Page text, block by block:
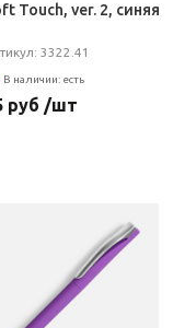
Touch, ver. 2, синяя
3322.41
В наличии: есть
руб /шт